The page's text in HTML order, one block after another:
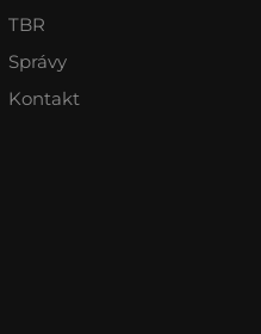
TBR
Správy
Kontakt